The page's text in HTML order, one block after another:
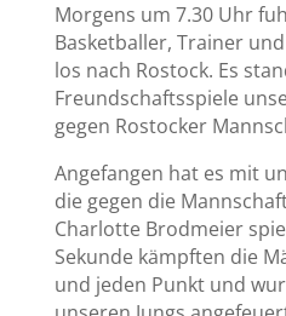
Morgens um 7.30 Uhr
Basketballer, Trainer
los nach Rostock. Es
Freundschaftsspiele
gegen Rostocker
Angefangen hat es mit
die gegen die
Charlotte Brodmeier
Sekunde kämpften die
und jeden Punkt und